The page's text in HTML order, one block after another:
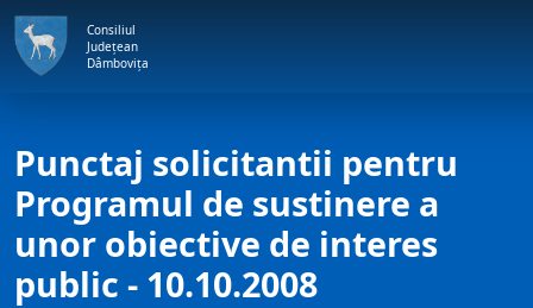
Consiliul
Județean
Dâmbovița
Punctaj solicitantii pentru
Programul de sustinere a
unor obiective de interes
public - 10.10.2008